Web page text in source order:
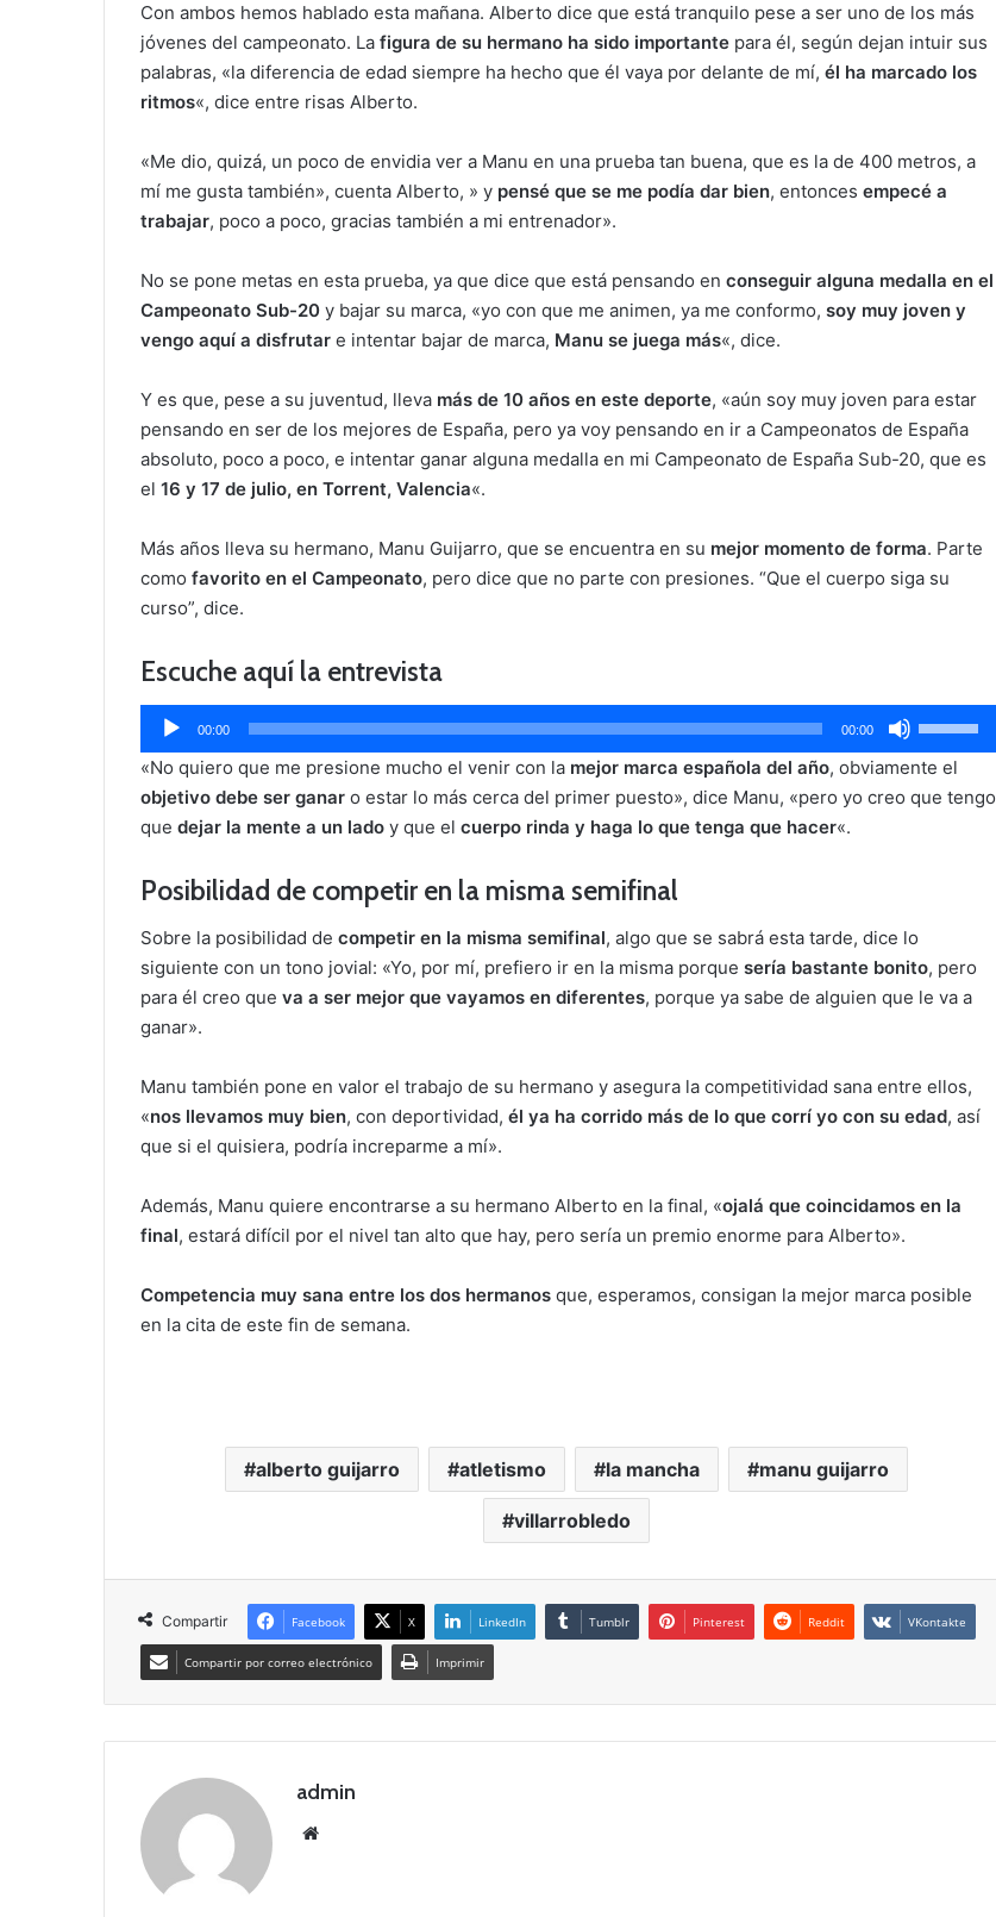
Con ambos hemos hablado esta mañana. Alberto dice que está tranquilo pese a ser uno de los más
jóvenes del campeonato. La figura de su hermano ha sido importante para él, según dejan intuir sus
palabras, «la diferencia de edad siempre ha hecho que él vaya por delante de mí, él ha marcado los
ritmos«, dice entre risas Alberto.
«Me dio, quizá, un poco de envidia ver a Manu en una prueba tan buena, que es la de 400 metros, a
mí me gusta también», cuenta Alberto, » y pensé que se me podía dar bien, entonces empecé a
trabajar, poco a poco, gracias también a mi entrenador».
No se pone metas en esta prueba, ya que dice que está pensando en conseguir alguna medalla en el
Campeonato Sub-20 y bajar su marca, «yo con que me animen, ya me conformo, soy muy joven y
vengo aquí a disfrutar e intentar bajar de marca, Manu se juega más«, dice.
Y es que, pese a su juventud, lleva más de 10 años en este deporte, «aún soy muy joven para estar
pensando en ser de los mejores de España, pero ya voy pensando en ir a Campeonatos de España
absoluto, poco a poco, e intentar ganar alguna medalla en mi Campeonato de España Sub-20, que es
el 16 y 17 de julio, en Torrent, Valencia«.
Más años lleva su hermano, Manu Guijarro, que se encuentra en su mejor momento de forma. Parte
como favorito en el Campeonato, pero dice que no parte con presiones. “Que el cuerpo siga su
curso”, dice.
Escuche aquí la entrevista
Reproductor
de
audio
00:00 00:00
las
teclas
de
disminuir
«No quiero que me presione mucho el venir con la mejor marca española del año, obviamente el
objetivo debe ser ganar o estar lo más cerca del primer puesto», dice Manu, «pero yo creo que tengo
que dejar la mente a un lado y que el cuerpo rinda y haga lo que tenga que hacer«.
Posibilidad de competir en la misma semifinal
Sobre la posibilidad de competir en la misma semifinal, algo que se sabrá esta tarde, dice lo
siguiente con un tono jovial: «Yo, por mí, prefiero ir en la misma porque sería bastante bonito, pero
para él creo que va a ser mejor que vayamos en diferentes, porque ya sabe de alguien que le va a
ganar».
Manu también pone en valor el trabajo de su hermano y asegura la competitividad sana entre ellos,
«nos llevamos muy bien, con deportividad, él ya ha corrido más de lo que corrí yo con su edad, así
que si el quisiera, podría increparme a mí».
Además, Manu quiere encontrarse a su hermano Alberto en la final, «ojalá que coincidamos en la
final, estará difícil por el nivel tan alto que hay, pero sería un premio enorme para Alberto».
Competencia muy sana entre los dos hermanos que, esperamos, consigan la mejor marca posible
en la cita de este fin de semana.
alberto guijarro atletismo la mancha manu guijarro
villarrobledo
Compartir Facebook X LinkedIn Tumblr Pinterest Reddit VKontakte
Compartir por correo electrónico Imprimir
admin